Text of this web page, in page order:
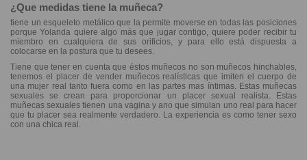
¿Que medidas tiene la muñeca?
tiene un esqueleto metálico que la permite moverse en todas las posiciones
porque Yolanda quiere algo más que jugar contigo, quiere poder recibir tu
miembro en cualquiera de sus orificios, y para ello está dispuesta a
colocarse en la postura que tu desees.
Tiene que tener en cuenta que éstos muñecos no son muñecos hinchables,
tenemos el placer de vender muñecos realísticas que imiten el cuerpo de
una mujer real tanto fuera como en las partes mas íntimas. Estas muñecas
sexuales se crean para proporcionar un placer sexual realista. Estas
muñecas sexuales tienen una vagina y ano que simulan uno real para hacer
que tu placer sea realmente verdadero. La experiencia es como tener sexo
con una chica real.